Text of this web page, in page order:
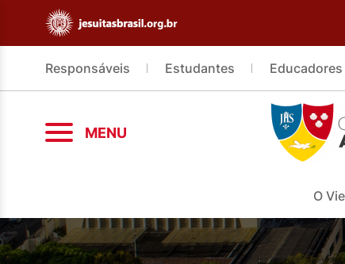
Responsáveis Estudantes Educadores
MENU
O